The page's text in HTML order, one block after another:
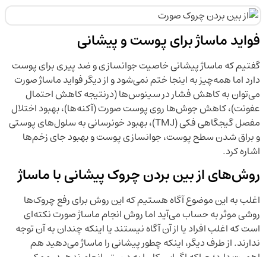
فواید ماساژ برای پوست و پیشانی
گفتیم که ماساژ پیشانی خاصیت جوانسازی و ضد پیری برای پوست
دارد اما همه‌چیز به اینجا ختم نمی‌شود و از دیگر فواید ماساژ صورت
می‌توان به کاهش فشار در سینوس‌ها (درنتیجه کاهش احتمال
عفونت)، کاهش جوش‌ها روی پوست صورت (آکنه‌ها)، بهبود اختلال
مفصل گیجگاهی فکی (TMJ)، بهبود خونرسانی به سلول‌های پوستی
و براق شدن سطح پوست، جوانسازی پوست و بهبود جای زخم‌ها
اشاره کرد.
روش‌های از بین بردن چروک پیشانی با ماساژ
اغلب به این موضوع آگاه هستیم که این روش برای رفع چروک‌ها
روشی موثر به حساب می‌آید اما روش انجام ماساژ صورت نکته‌ای
است که اغلب افراد یا از آن آگاه نیستند یا اینکه چندان به آن توجه
ندارند. از طرف دیگر، اینکه چطور پیشانی را ماساژ می‌دهید هم